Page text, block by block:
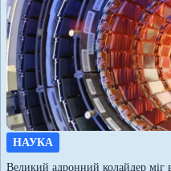
НАУКА
Великий адронний колайдер міг